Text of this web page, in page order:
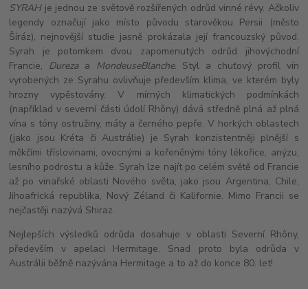
SYRAH je jednou ze světově rozšířených odrůd vinné révy. Ačkoliv
legendy označují jako místo původu starověkou Persii (město
Šíráz), nejnovější studie jasně prokázala její francouzský původ.
Syrah je potomkem dvou zapomenutých odrůd jihovýchodní
Francie, Durezaa MondeuseBlanche. Styl a chuťový profil vín
vyrobených ze Syrahu ovlivňuje především klima, ve kterém byly
hrozny vypěstovány. V mírných klimatických podmínkách
(například v severní části údolí Rhôny) dává středně plná až plná
vína s tóny ostružiny, máty a černého pepře. V horkých oblastech
(jako jsou Kréta či Austrálie) je Syrah konzistentněji plnější s
měkčími tříslovinami, ovocnými a kořeněnými tóny lékořice, anýzu,
lesního podrostu a kůže. Syrah lze najít po celém světě od Francie
až po vinařské oblasti Nového světa, jako jsou Argentina, Chile,
Jihoafrická republika, Nový Zéland či Kalifornie. Mimo Francii se
nejčastěji nazývá Shiraz.
Nejlepších výsledků odrůda dosahuje v oblasti Severní Rhôny,
především v apelaci Hermitage. Snad proto byla odrůda v
Austrálii běžně nazývána Hermitage a to až do konce 80. let!